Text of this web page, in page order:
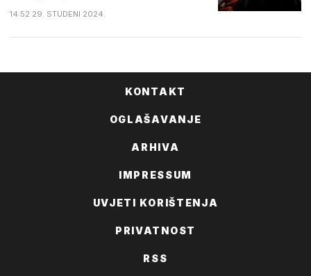
14:52 29. STUDENI 2024.
KONTAKT
OGLAŠAVANJE
ARHIVA
IMPRESSUM
UVJETI KORIŠTENJA
PRIVATNOST
RSS